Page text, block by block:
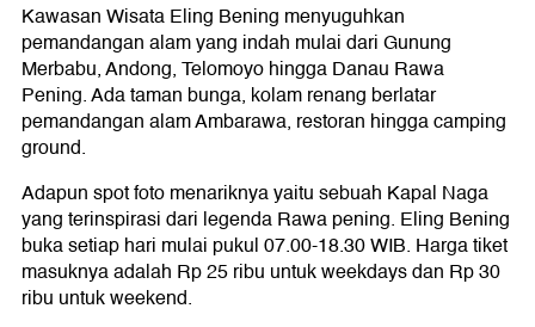
Kawasan Wisata Eling Bening menyuguhkan
pemandangan alam yang indah mulai dari Gunung
Merbabu, Andong, Telomoyo hingga Danau Rawa
Pening. Ada taman bunga, kolam renang berlatar
pemandangan alam Ambarawa, restoran hingga camping
ground.
Adapun spot foto menariknya yaitu sebuah Kapal Naga
yang terinspirasi dari legenda Rawa pening. Eling Bening
buka setiap hari mulai pukul 07.00-18.30 WIB. Harga tiket
masuknya adalah Rp 25 ribu untuk weekdays dan Rp 30
ribu untuk weekend.